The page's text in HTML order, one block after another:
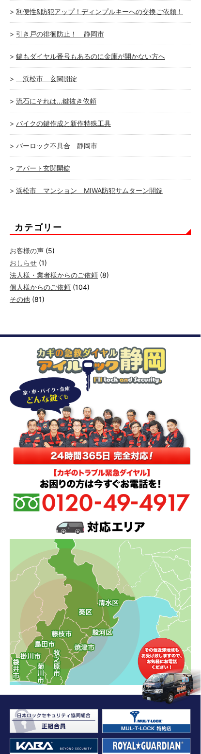
利便性&防犯アップ！ディンプルキーへの交換ご依頼！
引き戸の徘徊防止！ 静岡市
鍵もダイヤル番号もあるのに金庫が開かない方へ
浜松市 玄関開錠
流石にそれは…鍵抜き依頼
バイクの鍵作成と新作特殊工具
バーロック不具合 静岡市
アパート玄関開錠
浜松市 マンション MIWA防犯サムターン開錠
カテゴリー
お客様の声 (5)
おしらせ (1)
法人様・業者様からのご依頼 (8)
個人様からのご依頼 (104)
その他 (81)